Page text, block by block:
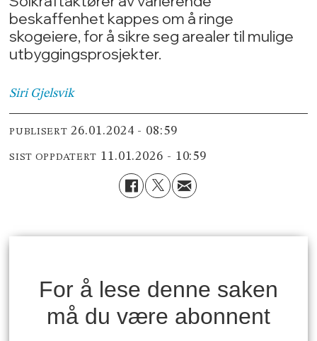
beskaffenhet kappes om å ringe
skogeiere, for å sikre seg arealer til mulige
utbyggingsprosjekter.
Siri Gjelsvik
PUBLISERT 26.01.2024 - 08:59
SIST OPPDATERT 11.01.2026 - 10:59
For å lese denne saken
må du være abonnent